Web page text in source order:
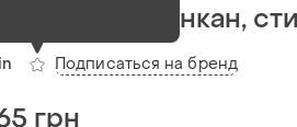
в стиле канкан,
Подписаться на бренд
грн